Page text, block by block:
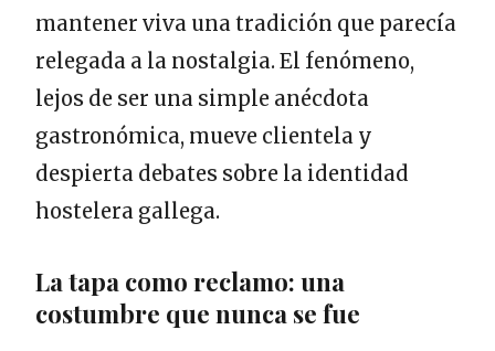
mantener viva una tradición que parecía
relegada a la nostalgia. El fenómeno,
lejos de ser una simple anécdota
gastronómica, mueve clientela y
despierta debates sobre la identidad
hostelera gallega.
La tapa como reclamo: una
costumbre que nunca se fue